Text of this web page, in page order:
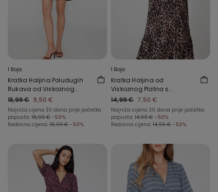
1 Boja
Kratka Haljina Poludugih
Rukava od Viskoznog
Platna
18,99 € 9,50 €
Najniža cijena 30 dana prije početka
popusta: 18,99 € -50%
Redovna cijena: 18,99 € -50%
1 Boja
Kratka Haljina od
Viskoznog Platna s
Vezicama
14,99 € 7,50 €
Najniža cijena 30 dana prije početka
popusta: 14,99 € -50%
Redovna cijena: 14,99 € -50%